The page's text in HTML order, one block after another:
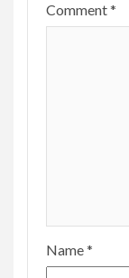
Comment*
Name*